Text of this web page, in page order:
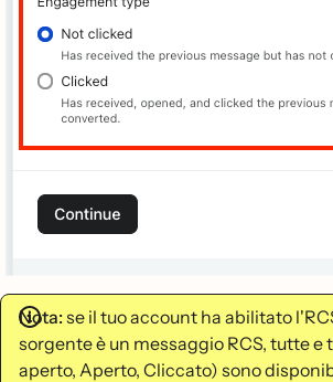
Nota:se il tuo account ha abilitato
sorgente è un messaggio RCS, tutte e
aperto, Aperto, Cliccato) sono